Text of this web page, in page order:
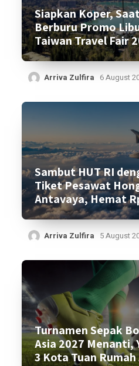
Siapkan Koper,
Berburu Promo
Taiwan Travel Fair
Arriva Zulfira 6 August
Sambut HUT RI
Tiket Pesawat
Antavaya, Hemat
Arriva Zulfira 5 August
Turnamen Sepak
Asia 2027 Menanti,
3 Kota Tuan Rumah